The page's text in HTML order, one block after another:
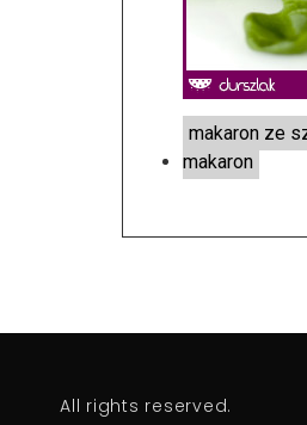
makaron ze
makaron
All rights reserved.